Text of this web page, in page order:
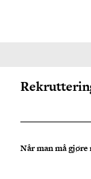
Når man må